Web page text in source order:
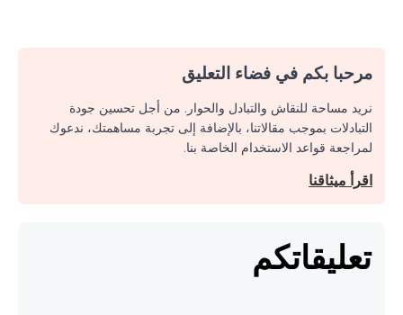
مرحبا بكم في فضاء التعليق
نريد مساحة للنقاش والتبادل والحوار. من أجل تحسين جودة
التبادلات بموجب مقالاتنا، بالإضافة إلى تجربة مساهمتك، ندعوك
لمراجعة قواعد الاستخدام الخاصة بنا.
اقرأ ميثاقنا
تعليقاتكم